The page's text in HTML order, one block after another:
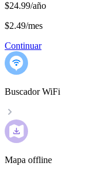
$24.99/año
$2.49/mes
Continuar
Buscador WiFi
Mapa offline